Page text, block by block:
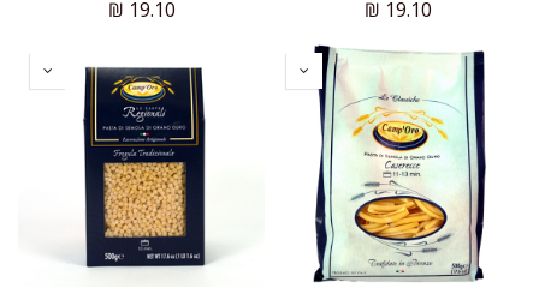
19.10
₪
19.10
₪